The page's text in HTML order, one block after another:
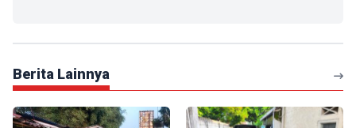
Berita Lainnya